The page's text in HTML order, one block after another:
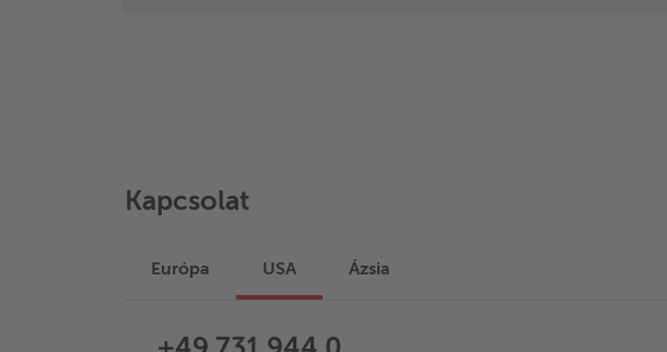
Kapcsolat
Európa USA Ázsia